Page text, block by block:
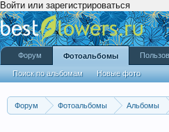
Войти или зарегистрироваться
Форум Фотоальбомы Альбомы
Форум Фотоальбомы
Поиск по альбомам Новые фото